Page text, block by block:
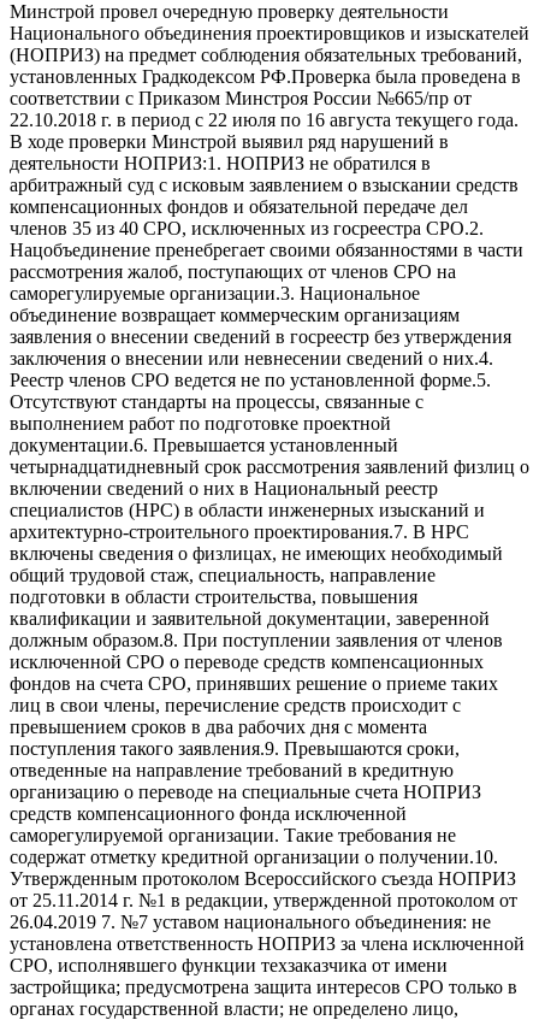
Минстрой провел очередную проверку деятельности
Национального объединения проектировщиков и изыскателей
(НОПРИЗ) на предмет соблюдения обязательных требований,
установленных Градкодексом РФ.Проверка была проведена в
соответствии с Приказом Минстроя России №665/пр от
22.10.2018 г. в период с 22 июля по 16 августа текущего года.
В ходе проверки Минстрой выявил ряд нарушений в
деятельности НОПРИЗ:1. НОПРИЗ не обратился в
арбитражный суд с исковым заявлением о взыскании средств
компенсационных фондов и обязательной передаче дел
членов 35 из 40 СРО, исключенных из госреестра СРО.2.
Нацобъединение пренебрегает своими обязанностями в части
рассмотрения жалоб, поступающих от членов СРО на
саморегулируемые организации.3. Национальное
объединение возвращает коммерческим организациям
заявления о внесении сведений в госреестр без утверждения
заключения о внесении или невнесении сведений о них.4.
Реестр членов СРО ведется не по установленной форме.5.
Отсутствуют стандарты на процессы, связанные с
выполнением работ по подготовке проектной
документации.6. Превышается установленный
четырнадцатидневный срок рассмотрения заявлений физлиц о
включении сведений о них в Национальный реестр
специалистов (НРС) в области инженерных изысканий и
архитектурно-строительного проектирования.7. В НРС
включены сведения о физлицах, не имеющих необходимый
общий трудовой стаж, специальность, направление
подготовки в области строительства, повышения
квалификации и заявительной документации, заверенной
должным образом.8. При поступлении заявления от членов
исключенной СРО о переводе средств компенсационных
фондов на счета СРО, принявших решение о приеме таких
лиц в свои члены, перечисление средств происходит с
превышением сроков в два рабочих дня с момента
поступления такого заявления.9. Превышаются сроки,
отведенные на направление требований в кредитную
организацию о переводе на специальные счета НОПРИЗ
средств компенсационного фонда исключенной
саморегулируемой организации. Такие требования не
содержат отметку кредитной организации о получении.10.
Утвержденным протоколом Всероссийского съезда НОПРИЗ
от 25.11.2014 г. №1 в редакции, утвержденной протоколом от
26.04.2019 7. №7 уставом национального объединения: не
установлена ответственность НОПРИЗ за члена исключенной
СРО, исполнявшего функции техзаказчика от имени
застройщика; предусмотрена защита интересов СРО только в
органах государственной власти; не определено лицо,